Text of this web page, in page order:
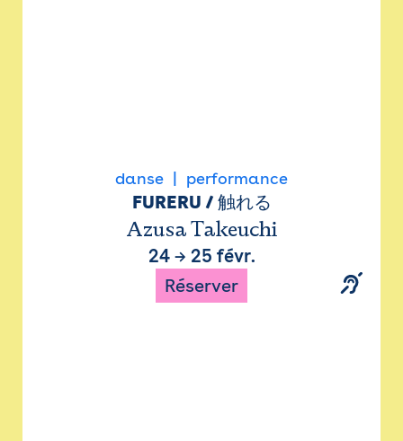
danse performance
FURERU / 触れる
Azusa Takeuchi
24→ 25 févr.
Réserver